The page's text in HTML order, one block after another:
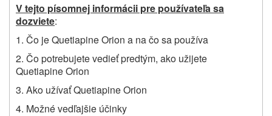
V tejto písomnej informácii pre používateľa sa
dozviete:
1. Čo je Quetiapine Orion a na čo sa používa
2. Čo potrebujete vedieťpredtým, ako užijete
Quetiapine Orion
3. Ako užívať Quetiapine Orion
4. Možné vedľajšie účinky